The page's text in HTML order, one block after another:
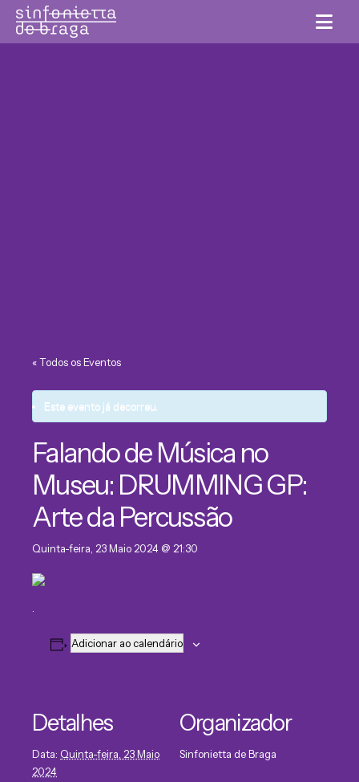
« Todos os Eventos
Este evento já decorreu.
Falando de Música no
Museu: DRUMMING GP:
Arte da Percussão
Quinta-feira, 23 Maio 2024 @ 21:30
Adicionar ao calendário
Detalhes
Data: Quinta-feira, 23 Maio
2024
Organizador
Sinfonietta de Braga